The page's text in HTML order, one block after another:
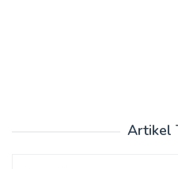
Artikel